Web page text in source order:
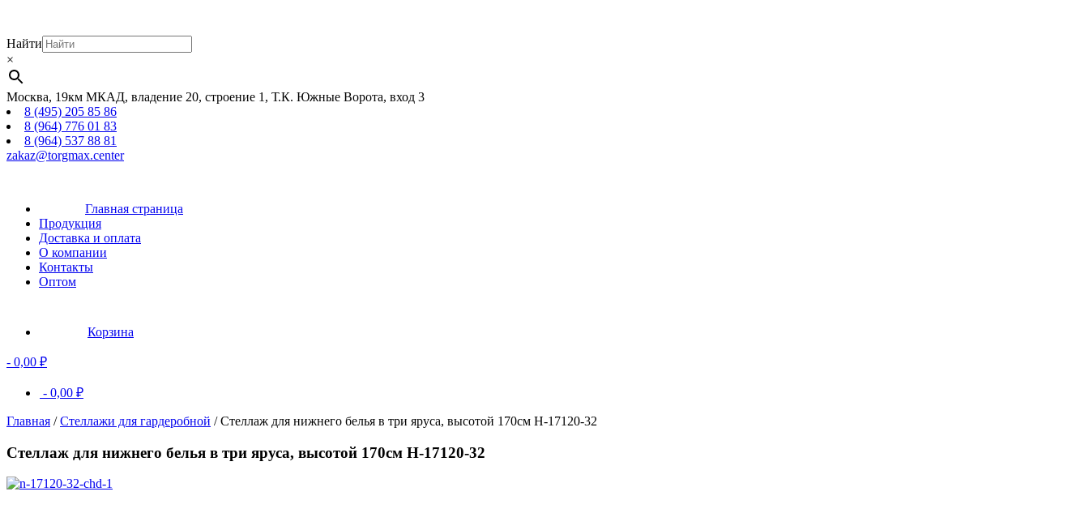
Найти
×
Москва, 19км МКАД, владение 20, строение 1, Т.К. Южные Ворота, вход 3
8 (495) 205 85 86
8 (964) 776 01 83
8 (964) 537 88 81
zakaz@torgmax.center
Главная страница
Продукция
Доставка и оплата
О компании
Контакты
Оптом
Корзина
- 0,00 ₽
- 0,00 ₽
Главная /Стеллажи для гардеробной / Стеллаж для нижнего белья в три яруса, высотой 170см Н-17120-32
Стеллаж для нижнего белья в три яруса, высотой 170см Н-17120-32